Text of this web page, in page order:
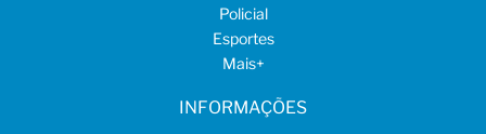
Policial
Esportes
Mais+
INFORMAÇÕES